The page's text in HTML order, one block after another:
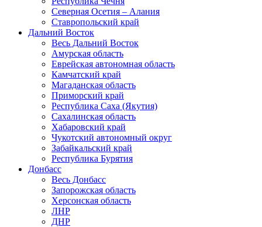
Северная Осетия – Алания
Ставропольский край
Дальний Восток
Весь Дальний Восток
Амурская область
Еврейская автономная область
Камчатский край
Магаданская область
Приморский край
Республика Саха (Якутия)
Сахалинская область
Хабаровский край
Чукотский автономный округ
Забайкальский край
Республика Бурятия
Донбасс
Весь Донбасс
Запорожская область
Херсонская область
ЛНР
ДНР